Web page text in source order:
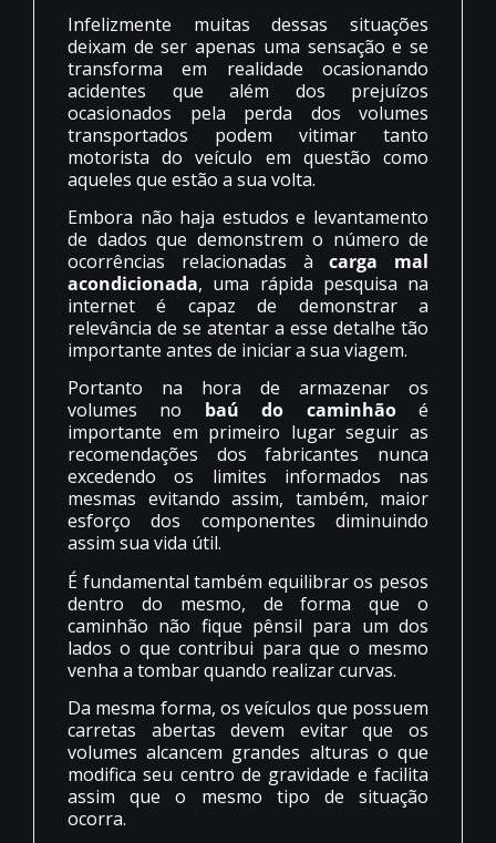
Infelizmente muitas dessas situações
deixam de ser apenas uma sensação e se
transforma em realidade ocasionando
acidentes que além dos prejuízos
ocasionados pela perda dos volumes
transportados podem vitimar tanto
motorista do veículo em questão como
aqueles que estão a sua volta.
Embora não haja estudos e levantamento
de dados que demonstrem o número de
ocorrências relacionadas àcarga mal
acondicionada, uma rápida pesquisa na
internet é capaz de demonstrar a
relevância de se atentar a esse detalhe tão
importante antes de iniciar a sua viagem.
Portanto na hora de armazenar os
volumes no baú do caminhãoé
importante em primeiro lugar seguir as
recomendações dos fabricantes nunca
excedendo os limites informados nas
mesmas evitando assim, também, maior
esforço dos componentes diminuindo
assim sua vida útil.
É fundamental também equilibrar os pesos
dentro do mesmo, de forma que o
caminhão não fique pênsil para um dos
lados o que contribui para que o mesmo
venha a tombar quando realizar curvas.
Da mesma forma, os veículos que possuem
carretas abertas devem evitar que os
volumes alcancem grandes alturas o que
modifica seu centro de gravidade e facilita
assim que o mesmo tipo de situação
ocorra.